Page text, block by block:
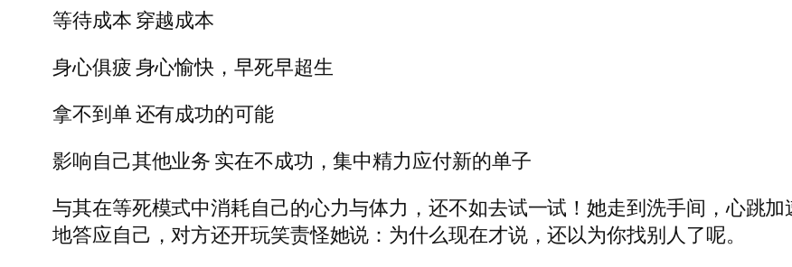
等待成本 穿越成本
身心俱疲 身心愉快，早死早超生
拿不到单 还有成功的可能
影响自己其他业务 实在不成功，集中精力应付新的单子
与其在等死模式中消耗自己的心力与体力，还不如去试一试！她走到洗手间，心跳
地答应自己，对方还开玩笑责怪她说：为什么现在才说，还以为你找别人了呢。